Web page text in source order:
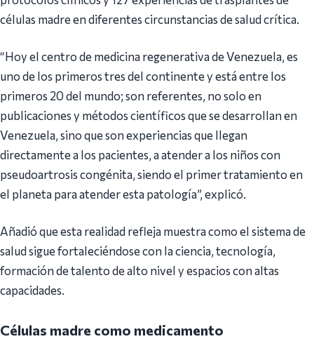
células madre en diferentes circunstancias de salud crítica.
“Hoy el centro de medicina regenerativa de Venezuela, es
uno de los primeros tres del continente y está entre los
primeros 20 del mundo; son referentes, no solo en
publicaciones y métodos científicos que se desarrollan en
Venezuela, sino que son experiencias que llegan
directamente a los pacientes, a atender a los niños con
pseudoartrosis congénita, siendo el primer tratamiento en
el planeta para atender esta patología”, explicó.
Añadió que esta realidad refleja muestra como el sistema de
salud sigue fortaleciéndose con la ciencia, tecnología,
formación de talento de alto nivel y espacios con altas
capacidades.
Células madre como medicamento